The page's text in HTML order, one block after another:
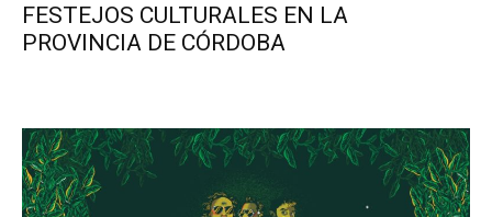
FESTEJOS CULTURALES EN LA
PROVINCIA DE CÓRDOBA